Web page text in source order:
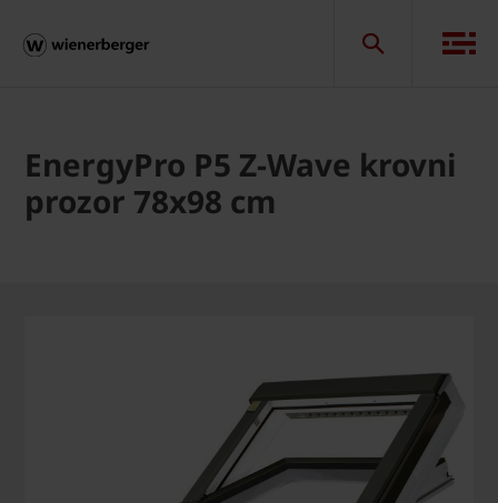
EnergyPro P5 Z-Wave krovni
prozor 78x98 cm